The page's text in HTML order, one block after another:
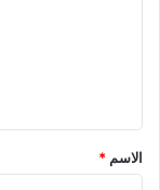
*
الاسم *